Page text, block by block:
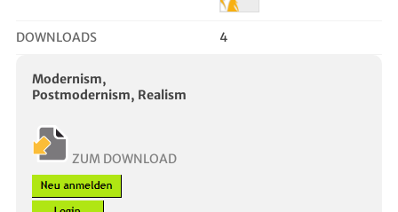
DOWNLOADS 4
Modernism,
Postmodernism, Realism
ZUM DOWNLOAD